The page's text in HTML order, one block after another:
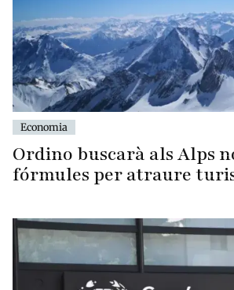
Economia
Ordino buscarà als Alps
fórmules per atraure